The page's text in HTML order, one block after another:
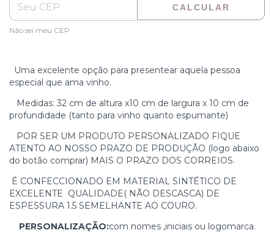
CALCULAR
Não sei meu CEP
Uma excelente opção para presentear aquela pessoa
especial que ama vinho.
Medidas: 32 cm de altura x10 cm de largura x 10 cm de
profundidade (tanto para vinho quanto espumante)
POR SER UM PRODUTO PERSONALIZADO FIQUE
ATENTO AO NOSSO PRAZO DE PRODUÇÃO (logo abaixo
do botão comprar) MAIS O PRAZO DOS CORREIOS.
É CONFECCIONADO EM MATERIAL SINTÉTICO DE
EXCELENTE QUALIDADE( NÃO DESCASCA) DE
ESPESSURA 1.5 SEMELHANTE AO COURO.
PERSONALIZAÇÃO:com nomes ,iniciais ou logomarca.